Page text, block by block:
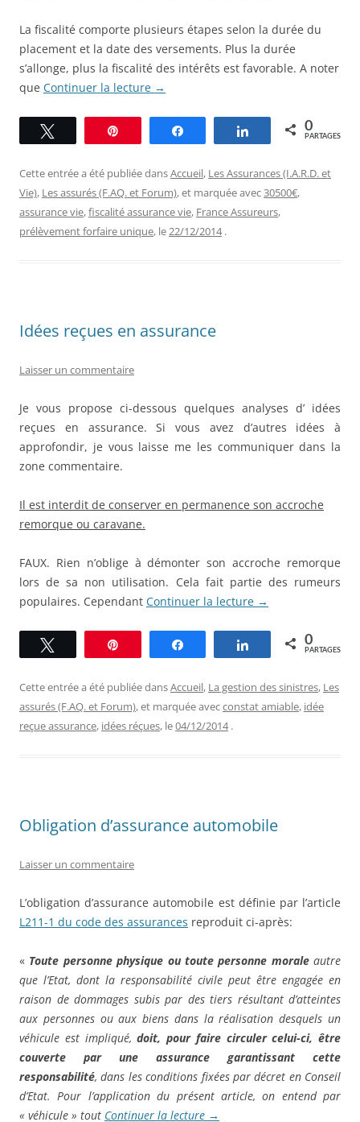
La fiscalité comporte plusieurs étapes selon la durée du
placement et la date des versements. Plus la durée
s’allonge, plus la fiscalité des intérêts est favorable. A noter
que Continuer la lecture →
Partagez 0
PARTAGES
Cette entrée a été publiée dansAccueil, Les Assurances (I.A.R.D. et
Vie), Les assurés (F.AQ. et Forum), et marquée avec30500€,
assurance vie,fiscalité assurance vie, France Assureurs,
prélèvement forfaire unique, le22/12/2014 .
Idées reçues en assurance
Laisser un commentaire
Je vous propose ci-dessous quelques analyses d’ idées
reçues en assurance. Si vous avez d’autres idées à
approfondir, je vous laisse me les communiquer dans la
zone commentaire.
Il est interdit de conserver en permanence son accroche
remorque ou caravane.
FAUX. Rien n’oblige à démonter son accroche remorque
lors de sa non utilisation. Cela fait partie des rumeurs
populaires. Cependant Continuer la lecture →
Partagez 0
PARTAGES
Cette entrée a été publiée dansAccueil, La gestion des sinistres, Les
assurés (F.AQ. et Forum), et marquée avecconstat amiable, idée
reçue assurance, idées réçues, le04/12/2014 .
Obligation d’assurance automobile
Laisser un commentaire
L’obligation d’assurance automobile est définie par l’article
L211-1 du code des assurances reproduit ci-après:
« Toute personne physique ou toute personne moraleautre
que l’Etat, dont la responsabilité civile peut être engagée en
raison de dommages subis par des tiers résultant d’atteintes
aux personnes ou aux biens dans la réalisation desquels un
véhicule est impliqué, doit, pour faire circuler celui-ci, être
couverte par une assurance garantissant cette
responsabilité, dans les conditions fixées par décret en Conseil
d’Etat. Pour l’application du présent article, on entend par
« véhicule » tout Continuer la lecture →